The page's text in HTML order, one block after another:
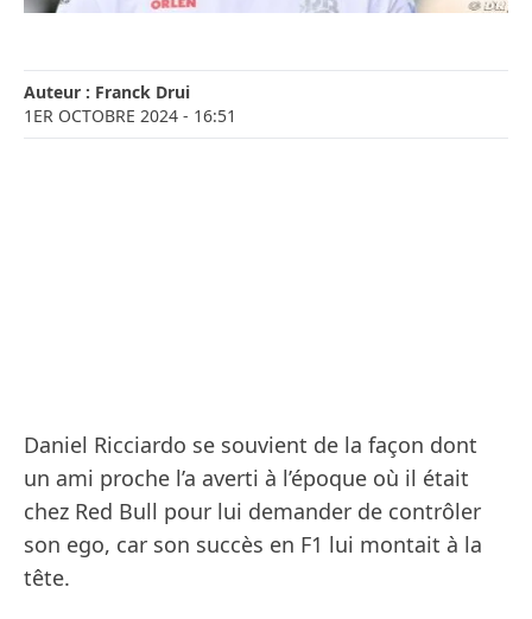
Auteur : Franck Drui
1ER OCTOBRE 2024 - 16:51
Daniel Ricciardo se souvient de la façon dont
un ami proche l’a averti à l’époque où il était
chez Red Bull pour lui demander de contrôler
son ego, car son succès en F1 lui montait à la
tête.